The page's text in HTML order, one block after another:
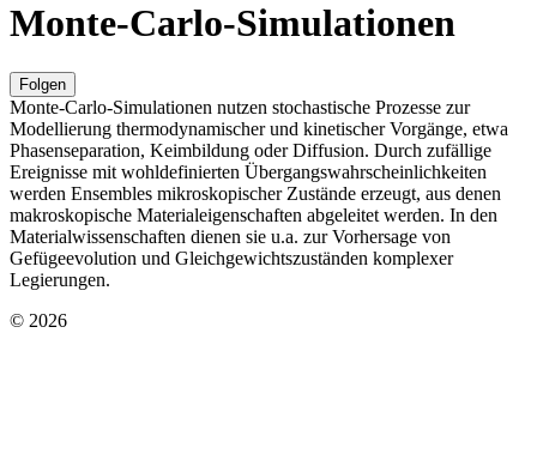
Monte-Carlo-Simulationen
Folgen
Monte-Carlo-Simulationen nutzen stochastische Prozesse zur
Modellierung thermodynamischer und kinetischer Vorgänge, etwa
Phasenseparation, Keimbildung oder Diffusion. Durch zufällige
Ereignisse mit wohldefinierten Übergangswahrscheinlichkeiten
werden Ensembles mikroskopischer Zustände erzeugt, aus denen
makroskopische Materialeigenschaften abgeleitet werden. In den
Materialwissenschaften dienen sie u.a. zur Vorhersage von
Gefügeevolution und Gleichgewichtszuständen komplexer
Legierungen.
© 2026